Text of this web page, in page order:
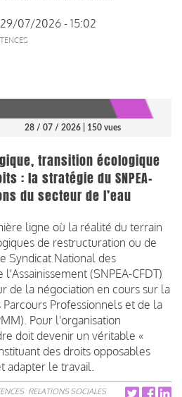
07/2026 - 15:02
28 / 07 / 2026 | 150 vues
transition écologique
: la stratégie du SNPEA-
du secteur de l’eau
ligne où la réalité du terrain
de restructuration ou de
Syndicat National des
(SNPEA-CFDT)
de la négociation en cours sur la
Professionnels et de la
Pour l'organisation
doit devenir un véritable «
des droits opposables
adapter le travail.
RELATIONS SOCIALES